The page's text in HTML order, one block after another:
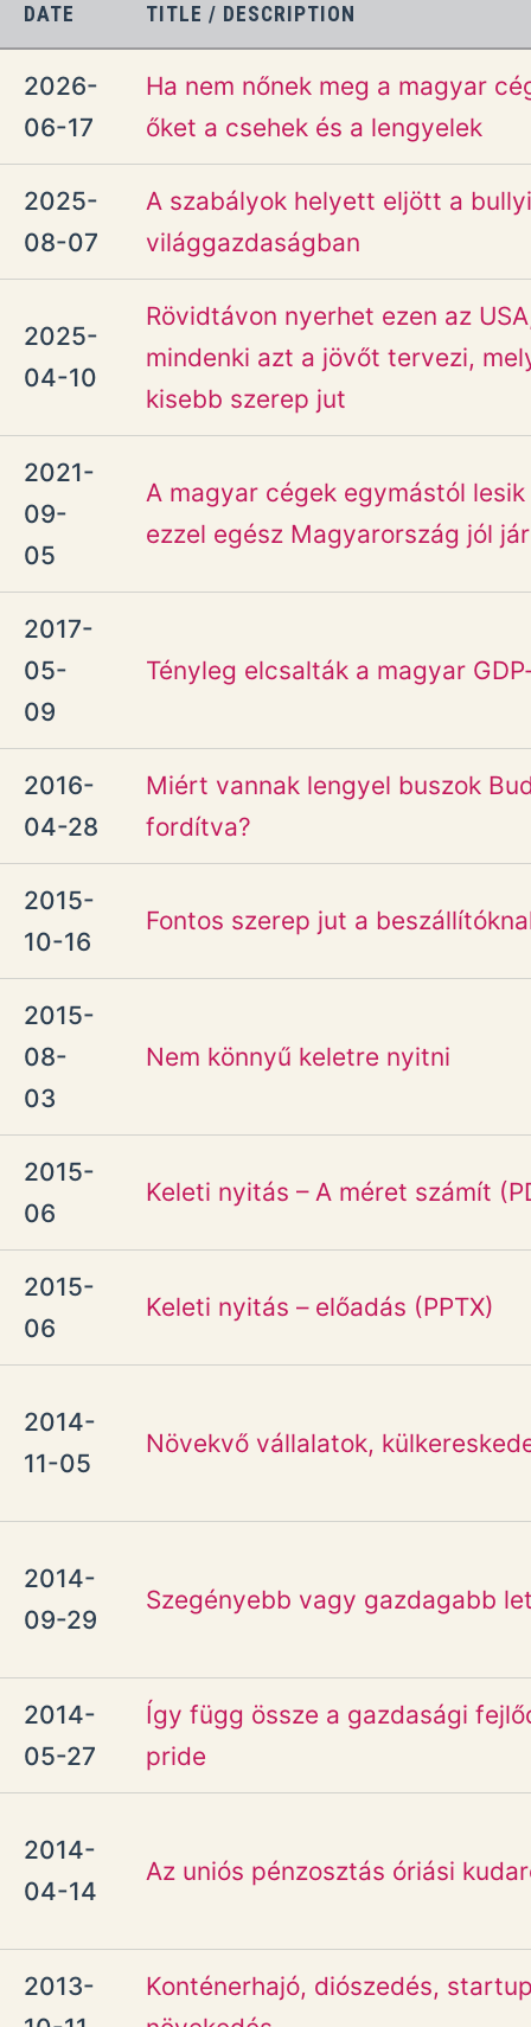
DATE TITLE / DESCRIPTION
2026-
06-17
Ha nem nőnek meg a magyar
őket a csehek és a lengyelek
2025-
08-07
A szabályok helyett eljött a
világgazdaságban
2025-
04-10
Rövidtávon nyerhet ezen az
mindenki azt a jövőt tervezi,
kisebb szerep jut
2021-
09-
05
A magyar cégek egymástól
ezzel egész Magyarország jól jár
2017-
05-
09
Tényleg elcsalták a magyar
2016-
04-28
Miért vannak lengyel buszok
fordítva?
2015-
10-16
Fontos szerep jut a
2015-
08-
03
Nem könnyű keletre nyitni
2015-
06
Keleti nyitás – A méret számít
2015-
06
Keleti nyitás – előadás (PPTX)
2014-
11-05
Növekvő vállalatok,
2014-
09-29
Szegényebb vagy gazdagabb
2014-
05-27
Így függ össze a gazdasági
pride
2014-
04-14
Az uniós pénzosztás óriási
2013-
Konténerhajó, diószedés,